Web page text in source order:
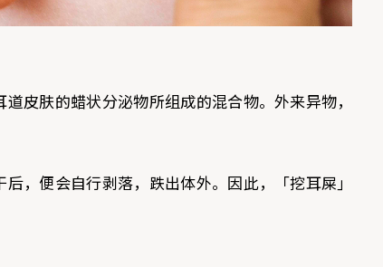
皮肤的蜡状分泌物所组成的混合物。外来异物，
，便会自行剥落，跌出体外。因此，「挖耳屎」